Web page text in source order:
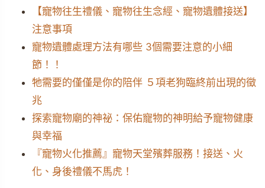
【寵物往生禮儀、寵物往生念經、寵物遺體接送】
注意事項
寵物遺體處理方法有哪些 3個需要注意的小細
節！！
牠需要的僅僅是你的陪伴 ５項老狗臨終前出現的徵
兆
探索寵物廟的神祕：保佑寵物的神明給予寵物健康
與幸福
『寵物火化推薦』寵物天堂殯葬服務！接送、火
化、身後禮儀不馬虎！